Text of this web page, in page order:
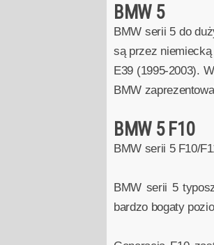
BMW 5
BMW serii 5 do
są przez
E39 (1995-2003).
BMW
BMW 5 F10
BMW serii 5 F10/
BMW serii 5
bardzo bogaty